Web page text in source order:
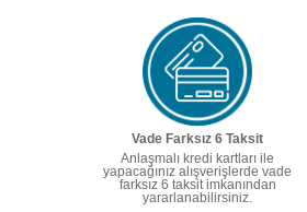
Vade Farksız 6 Taksit
Anlaşmalı kredi kartları ile
yapacağınız alışverişlerde vade
farksız 6 taksit imkanından
yararlanabilirsiniz.